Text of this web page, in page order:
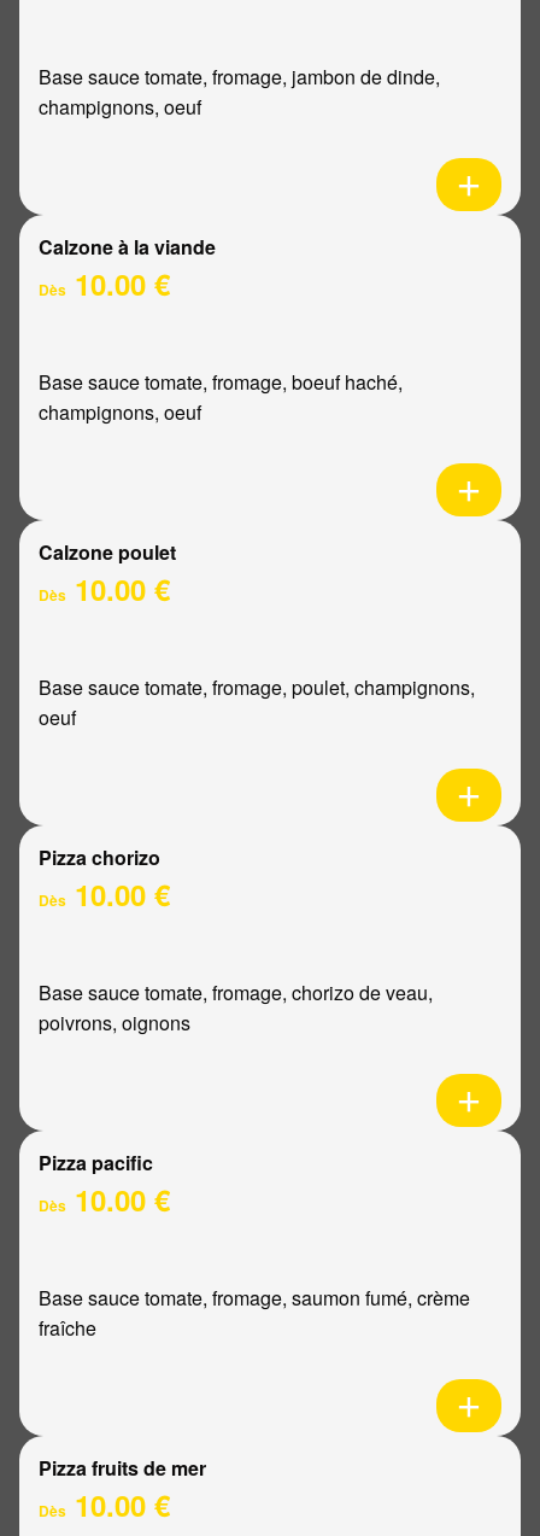
Base sauce tomate, fromage, jambon de dinde,
champignons, oeuf
Calzone à la viande
Dès 10.00 €
Base sauce tomate, fromage, boeuf haché,
champignons, oeuf
Calzone poulet
Dès 10.00 €
Base sauce tomate, fromage, poulet, champignons,
oeuf
Pizza chorizo
Dès 10.00 €
Base sauce tomate, fromage, chorizo de veau,
poivrons, oignons
Pizza pacific
Dès 10.00 €
Base sauce tomate, fromage, saumon fumé, crème
fraîche
Pizza fruits de mer
Dès 10.00 €